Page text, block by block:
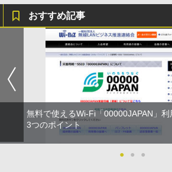
おすすめ記事
無料で使えるWi-Fi「00000JAPAN」利
3つのポイント
● ● ●